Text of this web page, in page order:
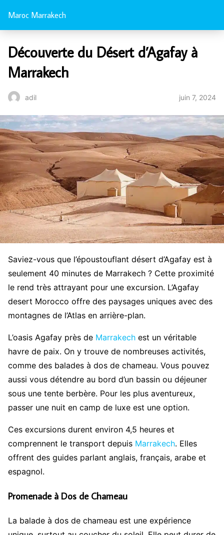
Maroc Marrakech
Découverte du Désert d’Agafay à
Marrakech
adil juin 7, 2024
Saviez-vous que l’époustouflant désert d’Agafay est à
seulement 40 minutes de Marrakech ? Cette proximité
le rend très attrayant pour une excursion. L’Agafay
desert Morocco offre des paysages uniques avec des
montagnes de l’Atlas en arrière-plan.
L’oasis Agafay près de Marrakech est un véritable
havre de paix. On y trouve de nombreuses activités,
comme des balades à dos de chameau. Vous pouvez
aussi vous détendre au bord d’un bassin ou déjeuner
sous une tente berbère. Pour les plus aventureux,
passer une nuit en camp de luxe est une option.
Ces excursions durent environ 4,5 heures et
comprennent le transport depuis Marrakech. Elles
offrent des guides parlant anglais, français, arabe et
espagnol.
Promenade à Dos de Chameau
La balade à dos de chameau est une expérience